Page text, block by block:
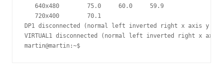
   640x480        75.0     60.0     59.9
   720x400        70.1
DP1 disconnected (normal left inverted right x axis y
VIRTUAL1 disconnected (normal left inverted right x